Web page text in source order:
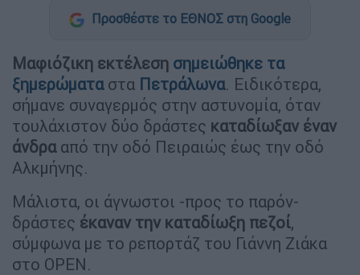
Προσθέστε το ΕΘΝΟΣ στη Google
Μαφιόζικη εκτέλεση σημειώθηκε τα
ξημερώματαστα Πετράλωνα. Ειδικότερα,
σήμανε συναγερμός στην αστυνομία, όταν
τουλάχιστον δύο δράστες καταδίωξαν έναν
άνδρααπό την οδό Πειραιώς έως την οδό
Αλκμήνης.
Μάλιστα, οι άγνωστοι -προς το παρόν-
δράστες έκαναν την καταδίωξη πεζοί,
σύμφωνα με το ρεπορτάζ του Γιάννη Ζιάκα
στο OPEN.